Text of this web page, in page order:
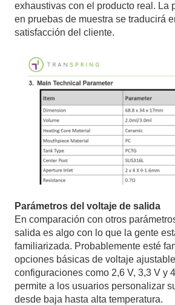
exhaustivas con el producto real. La
en pruebas de muestra se traducirá
satisfacción del cliente.
Parámetros del voltaje de salida
En comparación con otros
salida es algo con lo que la gente
familiarizada. Probablemente esté
opciones básicas de voltaje
configuraciones como 2,6 V, 3,3 V y
permite a los usuarios personalizar
desde baja hasta alta temperatura.